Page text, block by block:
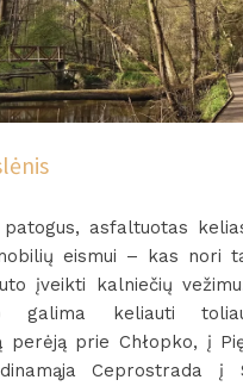
asfaltuotas
eismui – kas nori
įveikti kalniečių
galima keliauti
perėją prie Chłopko, į
Ceprostrada į